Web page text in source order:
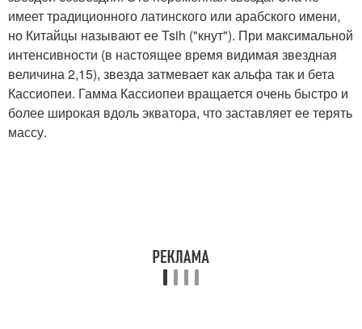
имеет традиционного латинского или арабского имени,
но Китайцы называют ее Tsih ("кнут"). При максимальной
интенсивности (в настоящее время видимая звездная
величина 2,15), звезда затмевает как альфа так и бета
Кассиопеи. Гамма Кассиопеи вращается очень быстро и
более широкая вдоль экватора, что заставляет ее терять
массу.